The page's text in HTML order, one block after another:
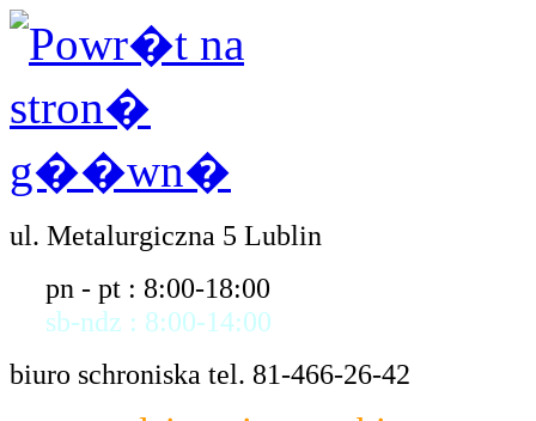
ul. Metalurgiczna 5 Lublin
pn - pt : 8:00-18:00
sb-ndz : 8:00-14:00
biuro schroniska tel. 81-466-26-42